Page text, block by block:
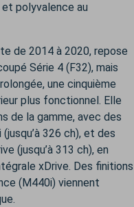
et polyvalence au
de 2014 à 2020, repose
Série 4 (F32), mais
une cinquième
plus fonctionnel. Elle
de la gamme, avec des
326 ch), et des
(jusqu’à 313 ch), en
xDrive. Des finitions
(M440i) viennent